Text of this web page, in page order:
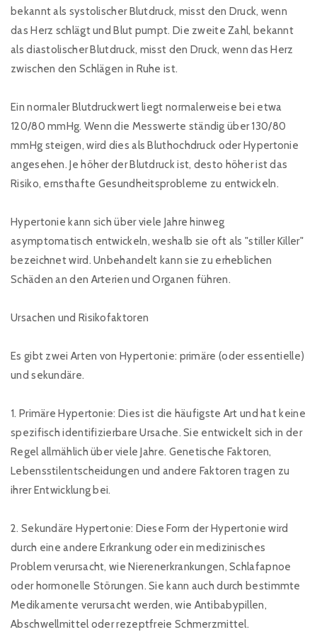
bekannt als systolischer Blutdruck, misst den Druck, wenn
das Herz schlägt und Blut pumpt. Die zweite Zahl, bekannt
als diastolischer Blutdruck, misst den Druck, wenn das Herz
zwischen den Schlägen in Ruhe ist.
Ein normaler Blutdruckwert liegt normalerweise bei etwa
120/80 mmHg. Wenn die Messwerte ständig über 130/80
mmHg steigen, wird dies als Bluthochdruck oder Hypertonie
angesehen. Je höher der Blutdruck ist, desto höher ist das
Risiko, ernsthafte Gesundheitsprobleme zu entwickeln.
Hypertonie kann sich über viele Jahre hinweg
asymptomatisch entwickeln, weshalb sie oft als "stiller Killer"
bezeichnet wird. Unbehandelt kann sie zu erheblichen
Schäden an den Arterien und Organen führen.
Ursachen und Risikofaktoren
Es gibt zwei Arten von Hypertonie: primäre (oder essentielle)
und sekundäre.
1. Primäre Hypertonie: Dies ist die häufigste Art und hat keine
spezifisch identifizierbare Ursache. Sie entwickelt sich in der
Regel allmählich über viele Jahre. Genetische Faktoren,
Lebensstilentscheidungen und andere Faktoren tragen zu
ihrer Entwicklung bei.
2. Sekundäre Hypertonie: Diese Form der Hypertonie wird
durch eine andere Erkrankung oder ein medizinisches
Problem verursacht, wie Nierenerkrankungen, Schlafapnoe
oder hormonelle Störungen. Sie kann auch durch bestimmte
Medikamente verursacht werden, wie Antibabypillen,
Abschwellmittel oder rezeptfreie Schmerzmittel.